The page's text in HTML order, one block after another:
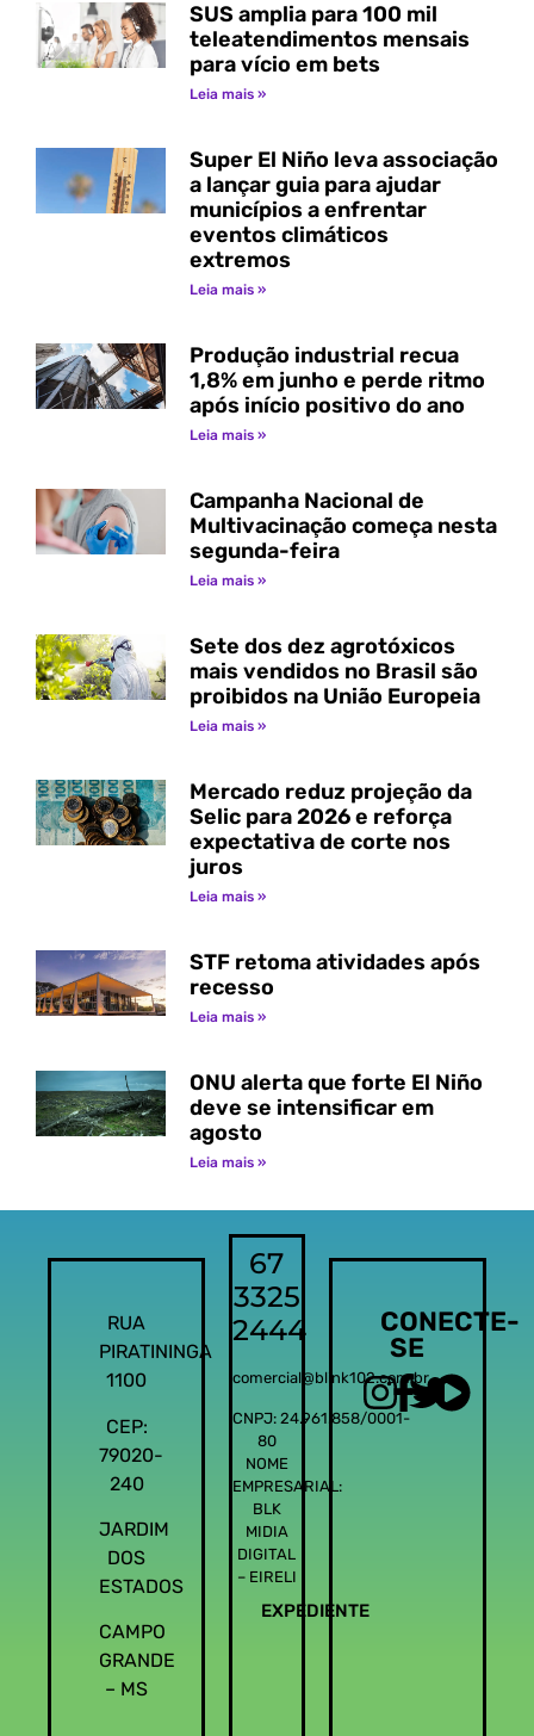
SUS amplia para 100 mil
teleatendimentos mensais
para vício em bets
Leia mais »
Super El Niño leva associação
a lançar guia para ajudar
municípios a enfrentar
eventos climáticos
extremos
Leia mais »
Produção industrial recua
1,8% em junho e perde ritmo
após início positivo do ano
Leia mais »
Campanha Nacional de
Multivacinação começa nesta
segunda-feira
Leia mais »
Sete dos dez agrotóxicos
mais vendidos no Brasil são
proibidos na União Europeia
Leia mais »
Mercado reduz projeção da
Selic para 2026 e reforça
expectativa de corte nos
juros
Leia mais »
STF retoma atividades após
recesso
Leia mais »
ONU alerta que forte El Niño
deve se intensificar em
agosto
Leia mais »
RUA
PIRATININGA
1100
CEP:
79020-
240
JARDIM
DOS
ESTADOS
CAMPO
GRANDE
– MS
67
3325
2444
comercial@blink102.com.br
CNPJ: 24.961.858/0001-
80
NOME
EMPRESARIAL:
BLK
MIDIA
DIGITAL
– EIRELI
EXPEDIENTE
CONECTE-
SE